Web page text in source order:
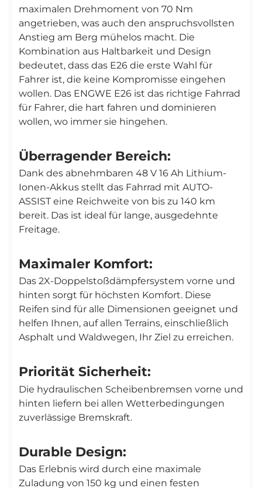
maximalen Drehmoment von 70 Nm
angetrieben, was auch den anspruchsvollsten
Anstieg am Berg mühelos macht. Die
Kombination aus Haltbarkeit und Design
bedeutet, dass das E26 die erste Wahl für
Fahrer ist, die keine Kompromisse eingehen
wollen. Das ENGWE E26 ist das richtige Fahrrad
für Fahrer, die hart fahren und dominieren
wollen, wo immer sie hingehen.
Überragender Bereich:
Dank des abnehmbaren 48 V 16 Ah Lithium-
Ionen-Akkus stellt das Fahrrad mit AUTO-
ASSIST eine Reichweite von bis zu 140 km
bereit. Das ist ideal für lange, ausgedehnte
Freitage.
Maximaler Komfort:
Das 2X-Doppelstoßdämpfersystem vorne und
hinten sorgt für höchsten Komfort. Diese
Reifen sind für alle Dimensionen geeignet und
helfen Ihnen, auf allen Terrains, einschließlich
Asphalt und Waldwegen, Ihr Ziel zu erreichen.
Priorität Sicherheit:
Die hydraulischen Scheibenbremsen vorne und
hinten liefern bei allen Wetterbedingungen
zuverlässige Bremskraft.
Durable Design:
Das Erlebnis wird durch eine maximale
Zuladung von 150 kg und einen festen